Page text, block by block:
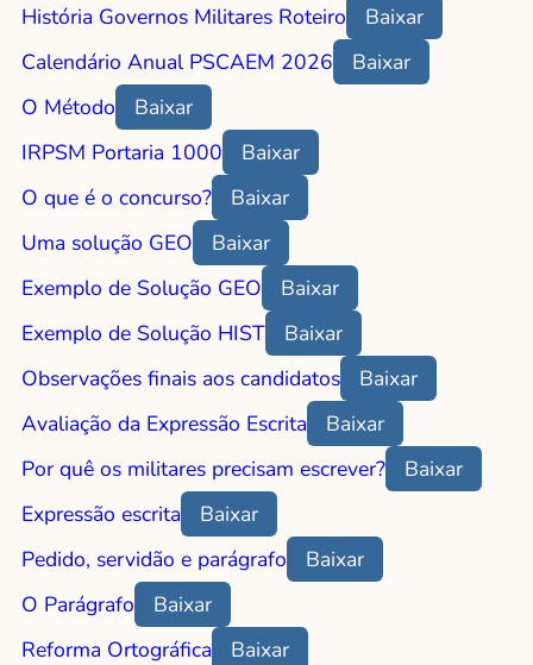
História Governos Militares Roteiro
Baixar
Calendário Anual PSCAEM 2026
Baixar
O Método
Baixar
IRPSM Portaria 1000
Baixar
O que é o concurso?
Baixar
Uma solução GEO
Baixar
Exemplo de Solução GEO
Baixar
Exemplo de Solução HIST
Baixar
Observações finais aos candidatos
Baixar
Avaliação da Expressão Escrita
Baixar
Por quê os militares precisam escrever?
Baixar
Expressão escrita
Baixar
Pedido, servidão e parágrafo
Baixar
O Parágrafo
Baixar
Reforma Ortográfica
Baixar